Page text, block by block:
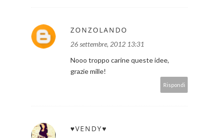
ZONZOLANDO
26 settembre, 2012 13:31
Nooo troppo carine queste idee,
grazie mille!
Rispondi
♥VENDY♥